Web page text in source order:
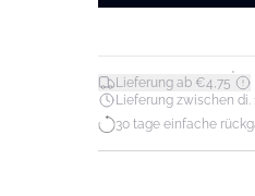
Lieferung ab €4,75*
Lieferung zwischen di.
30 tage einfache